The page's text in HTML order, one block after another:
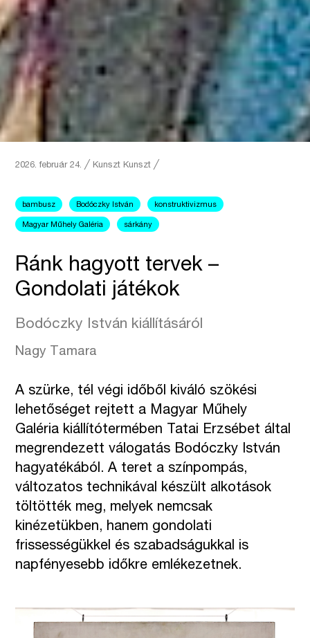
2026. február 24.╱ Kunszt Kunszt ╱
bambusz Bodóczky István konstruktivizmus
Magyar Műhely Galéria sárkány
Ránk hagyott tervek –
Gondolati játékok
Bodóczky István kiállításáról
Nagy Tamara
A szürke, tél végi időből kiváló szökési
lehetőséget rejtett a Magyar Műhely
Galéria kiállítótermében Tatai Erzsébet által
megrendezett válogatás Bodóczky István
hagyatékából. A teret a színpompás,
változatos technikával készült alkotások
töltötték meg, melyek nemcsak
kinézetükben, hanem gondolati
frissességükkel és szabadságukkal is
napfényesebb időkre emlékezetnek.